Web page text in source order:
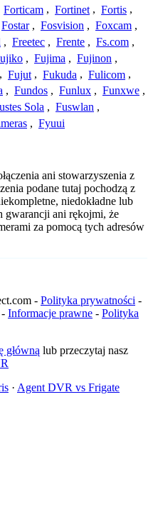
Forticam , Fortinet , Fortis ,
Fostar , Fosvision , Foxcam ,
, Freetec , Frente , Fs.com ,
, Fujima , Fujinon ,
, Fujut , Fukuda , Fulicom ,
, Fundos , Funlux , Funxwe ,
Sola , Fuswlan ,
, Fyuui
ani stowarzyszenia z
podane tutaj pochodzą z
niedokładne lub
gwarancji ani rękojmi, że
za pomocą tych adresów
- Polityka prywatności -
- Informacje prawne - Polityka
główną lub przeczytaj nasz
· Agent DVR vs Frigate